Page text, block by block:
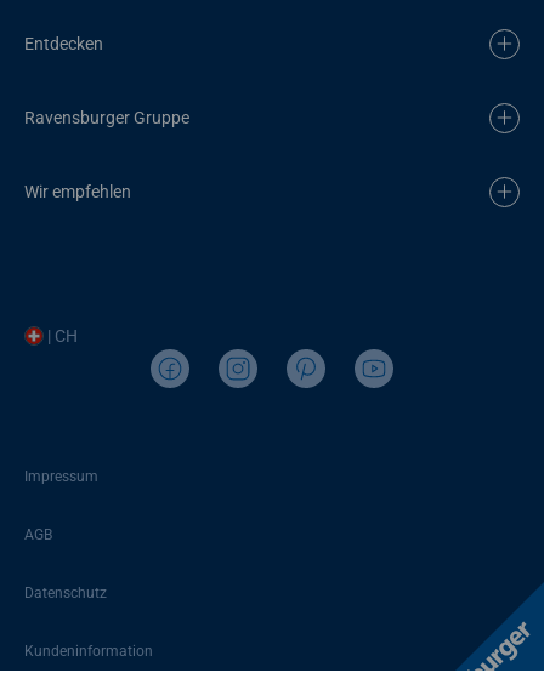
Entdecken
Ravensburger Gruppe
Wir empfehlen
| CH
Impressum
AGB
Datenschutz
Kundeninformation